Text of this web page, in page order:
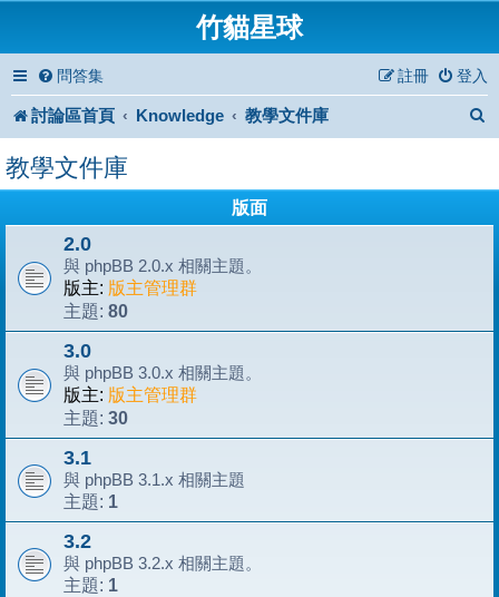
竹貓星球
問答集 登入
註冊
討論區首頁 Knowledge 教學文件庫
教學文件庫
版面
2.0
與 phpBB 2.0.x 相關主題。
版主: 版主管理群
主題: 80
3.0
與 phpBB 3.0.x 相關主題。
版主: 版主管理群
主題: 30
3.1
與 phpBB 3.1.x 相關主題
主題: 1
3.2
與 phpBB 3.2.x 相關主題。
主題: 1